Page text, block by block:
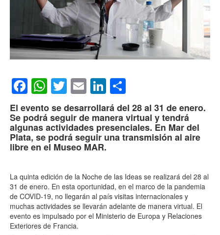
Facebook
WhatsApp
Twitter
EmailLinkedIn
El evento se desarrollará del 28 al 31 de enero.
Se podrá seguir de manera virtual y tendrá
algunas actividades presenciales. En Mar del
Plata, se podrá seguir una transmisión al aire
libre en el Museo MAR.
La quinta edición de la Noche de las Ideas se realizará del 28 al
31 de enero. En esta oportunidad, en el marco de la pandemia
de COVID-19, no llegarán al país visitas internacionales y
muchas actividades se llevarán adelante de manera virtual. El
evento es impulsado por el Ministerio de Europa y Relaciones
Exteriores de Francia.